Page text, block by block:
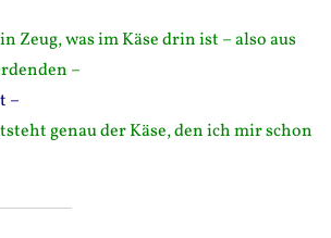
Zeug, was im Käse drin ist – also aus
–
–
genau der Käse, den ich mir schon